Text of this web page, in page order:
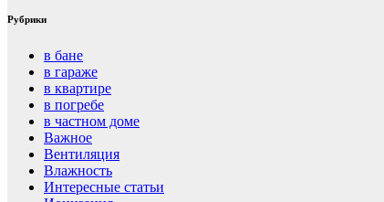
Рубрики
в бане
в гараже
в квартире
в погребе
в частном доме
Важное
Вентиляция
Влажность
Интересные статьи